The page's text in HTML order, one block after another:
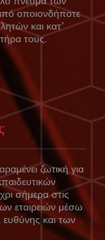
οποιονδήποτε
και κατ’
τους.
ζωτική για
σήμερα στις
εταιρειών μέσω
και των